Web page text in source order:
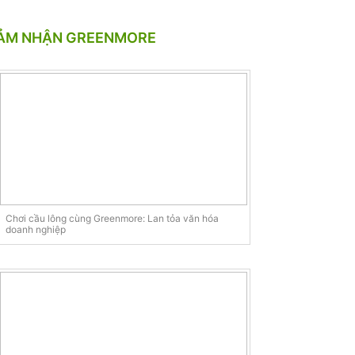
NHẬN GREENMORE
Chơi cầu lông cùng Greenmore: Lan tỏa văn hóa
doanh nghiệp